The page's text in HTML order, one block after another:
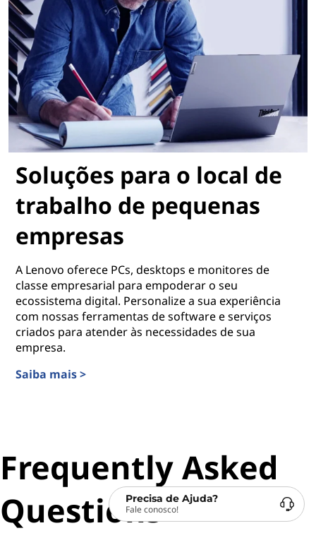
Soluções para o local de
trabalho de pequenas
empresas
A Lenovo oferece PCs, desktops e monitores de
classe empresarial para empoderar o seu
ecossistema digital. Personalize a sua experiência
com nossas ferramentas de software e serviços
criados para atender às necessidades de sua
empresa.
Saiba mais >
Frequently Asked
QuestionsPrecisa de Ajuda?
Fale conosco!